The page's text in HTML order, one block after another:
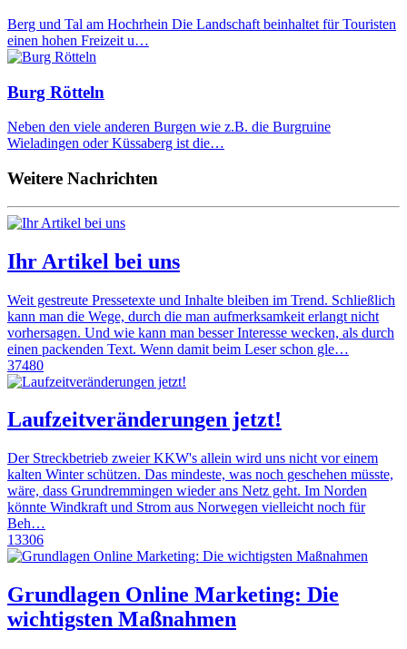
Berg und Tal am Hochrhein Die Landschaft beinhaltet für Touristen
einen hohen Freizeit u…
Burg Rötteln
Neben den viele anderen Burgen wie z.B. die Burgruine
Wieladingen oder Küssaberg ist die…
Weitere Nachrichten
Ihr Artikel bei uns
Weit gestreute Pressetexte und Inhalte bleiben im Trend. Schließlich
kann man die Wege, durch die man aufmerksamkeit erlangt nicht
vorhersagen. Und wie kann man besser Interesse wecken, als durch
einen packenden Text. Wenn damit beim Leser schon gle…
37480
Laufzeitveränderungen jetzt!
Der Streckbetrieb zweier KKW's allein wird uns nicht vor einem
kalten Winter schützen. Das mindeste, was noch geschehen müsste,
wäre, dass Grundremmingen wieder ans Netz geht. Im Norden
könnte Windkraft und Strom aus Norwegen vielleicht noch für
Beh…
13306
Grundlagen Online Marketing: Die
wichtigsten Maßnahmen